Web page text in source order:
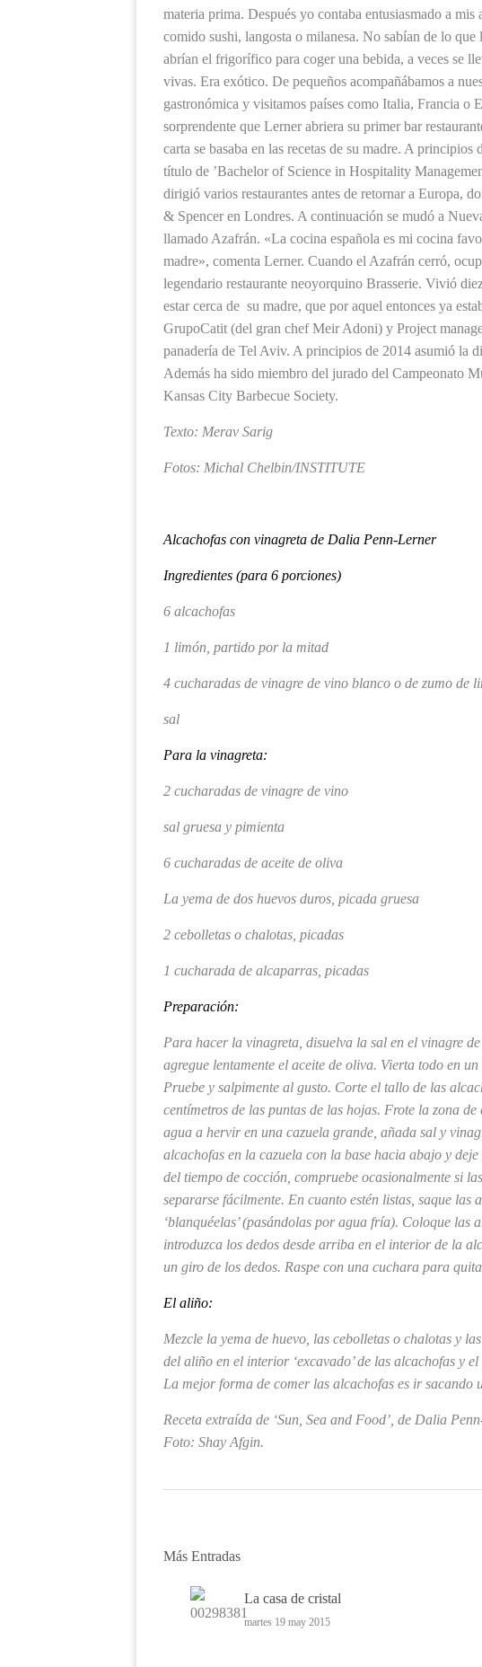
materia prima. Después yo contaba entusiasmado a
comido sushi, langosta o milanesa. No sabían de lo
abrían el frigorífico para coger una bebida, a veces se
vivas. Era exótico. De pequeños acompañábamos a
gastronómica y visitamos países como Italia, Francia o
sorprendente que Lerner abriera su primer bar
carta se basaba en las recetas de su madre. A
título de ’Bachelor of Science in Hospitality
dirigió varios restaurantes antes de retornar a Europa,
& Spencer en Londres. A continuación se mudó a
llamado Azafrán. «La cocina española es mi cocina
madre», comenta Lerner. Cuando el Azafrán cerró,
legendario restaurante neoyorquino Brasserie. Vivió
estar cerca de su madre, que por aquel entonces ya
GrupoCatit (del gran chef Meir Adoni) y Project
panadería de Tel Aviv. A principios de 2014 asumió la
Además ha sido miembro del jurado del Campeonato
Kansas City Barbecue Society.
Texto: Merav Sarig
Fotos: Michal Chelbin/INSTITUTE
Alcachofas con vinagreta de Dalia Penn-Lerner
Ingredientes (para 6 porciones)
6 alcachofas
1 limón, partido por la mitad
4 cucharadas de vinagre de vino blanco o de zumo de
sal
Para la vinagreta:
2 cucharadas de vinagre de vino
sal gruesa y pimienta
6 cucharadas de aceite de oliva
La yema de dos huevos duros, picada gruesa
2 cebolletas o chalotas, picadas
1 cucharada de alcaparras, picadas
Preparación:
Para hacer la vinagreta, disuelva la sal en el vinagre
agregue lentamente el aceite de oliva. Vierta todo en
Pruebe y salpimente al gusto. Corte el tallo de las
centímetros de las puntas de las hojas. Frote la zona
agua a hervir en una cazuela grande, añada sal y
alcachofas en la cazuela con la base hacia abajo y
del tiempo de cocción, compruebe ocasionalmente si
separarse fácilmente. En cuanto estén listas, saque las
‘blanquéelas’ (pasándolas por agua fría). Coloque
introduzca los dedos desde arriba en el interior de la
un giro de los dedos. Raspe con una cuchara para
El aliño:
Mezcle la yema de huevo, las cebolletas o chalotas y
del aliño en el interior ‘excavado’ de las alcachofas y
La mejor forma de comer las alcachofas es ir
Receta extraída de ‘Sun, Sea and Food’, de Dalia
Foto: Shay Afgin.
Más Entradas
La casa de cristal
martes 19 may 2015